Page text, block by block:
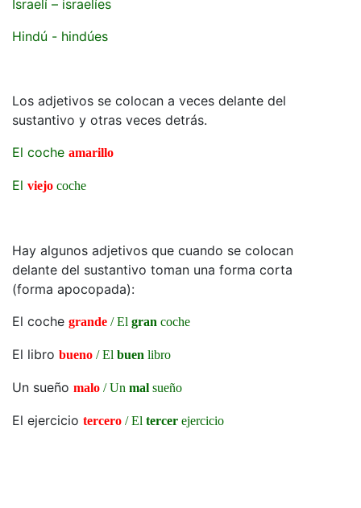
Israelí – israelíes
Hindú - hindúes
Los adjetivos se colocan a veces delante del
sustantivo y otras veces detrás.
El coche amarillo
El viejo coche
Hay algunos adjetivos que cuando se colocan
delante del sustantivo toman una forma corta
(forma apocopada):
El coche grande / El gran coche
El libro bueno / El buen libro
Un sueño malo / Un mal sueño
El ejercicio tercero / El tercer ejercicio